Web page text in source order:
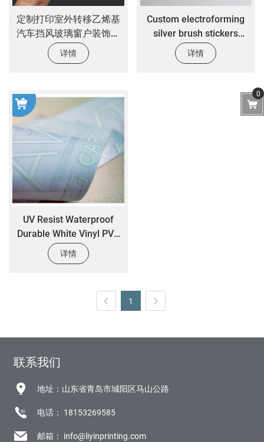
定制打印室外转移乙烯基
汽车挡风玻璃窗户装饰贴
纸
详情
Custom electroforming
silver brush stickers
electroformed nickel
transfer logo stickers
详情
UV Resist Waterproof
Durable White Vinyl PVC
Self-Adhesive Die Cut
Customized Logo Sticker
详情
1
联系我们
地址：山东省青岛市城阳区马山公路
电话： 18153269585
邮箱： info@liyinprinting.com
0